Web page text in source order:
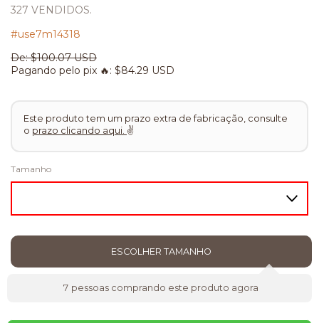
327 VENDIDOS.
#use7m14318
De:$100.07 USD
Pagando pelo pix 🔥: $84.29 USD
Este produto tem um prazo extra de fabricação, consulte
o prazo clicando aqui. ✌
Tamanho
7 pessoas comprando este produto agora